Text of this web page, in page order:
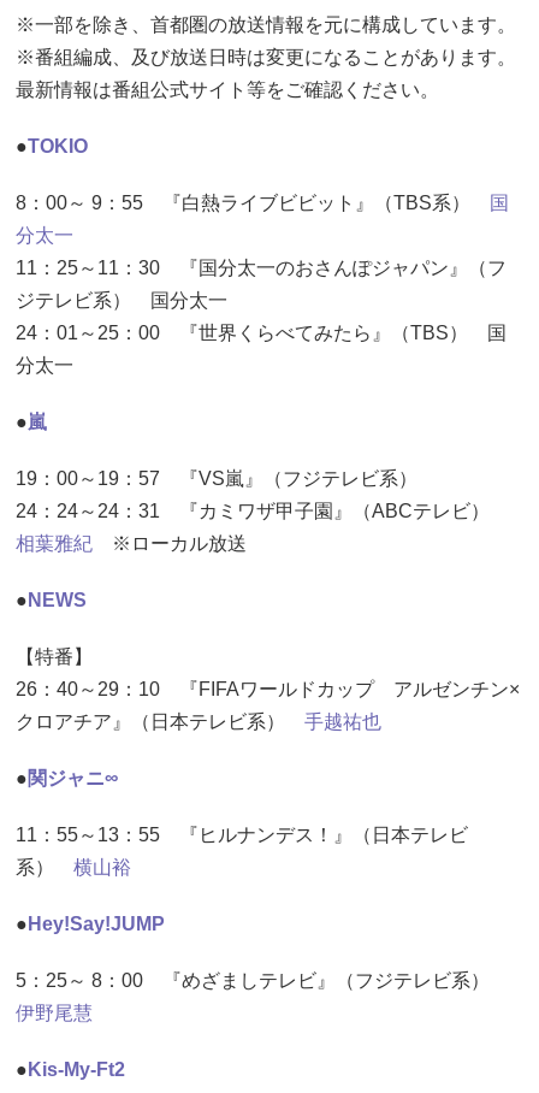
※一部を除き、首都圏の放送情報を元に構成しています。
※番組編成、及び放送日時は変更になることがあります。
最新情報は番組公式サイト等をご確認ください。
●TOKIO
8：00～ 9：55 『白熱ライブビビット』（TBS系）
国
分太一
11：25～11：30 『国分太一のおさんぽジャパン』（フ
ジテレビ系） 国分太一
24：01～25：00 『世界くらべてみたら』（TBS） 国
分太一
●嵐
19：00～19：57 『VS嵐』（フジテレビ系）
24：24～24：31 『カミワザ甲子園』（ABCテレビ）
相葉雅紀 ※ローカル放送
● NEWS
【特番】
26：40～29：10 『FIFAワールドカップ アルゼンチン×
クロアチア』（日本テレビ系） 手越祐也
●関ジャニ∞
11：55～13：55 『ヒルナンデス！』（日本テレビ
系） 横山裕
● Hey!Say!JUMP
5：25～ 8：00 『めざましテレビ』（フジテレビ系）
伊野尾慧
● Kis-My-Ft2